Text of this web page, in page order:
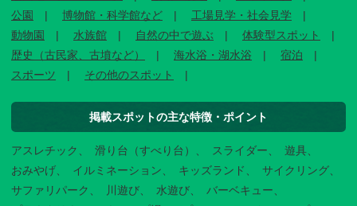
公園
博物館・科学館など
工場見学・社会見学
動物園
水族館 自然の中で遊ぶ
体験型スポット
歴史（古民家、古墳など）
海水浴・湖水浴
宿泊
スポーツ
その他のスポット
掲載スポットの主な特徴・ポイント
アスレチック 滑り台（すべり台） スライダー
遊具
おみやげ
イルミネーション キッズランド
サイクリング
サファリパーク
川遊び 水遊び
バーベキュー